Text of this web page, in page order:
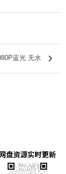
蓝光 无水 keyboard_arrow_right